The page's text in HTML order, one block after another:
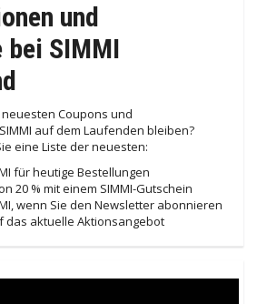
und
bei SIMMI
Coupons und
auf dem Laufenden bleiben?
eine Liste der neuesten:
für heutige Bestellungen
20 % mit einem SIMMI-Gutschein
wenn Sie den Newsletter abonnieren
das aktuelle Aktionsangebot